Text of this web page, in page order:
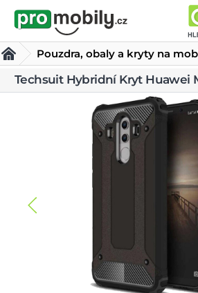
Pouzdra, obaly a kryty na
Obaly a kryty pro Huawei
Ostatní
Techsuit Hybridní Kryt Huawei